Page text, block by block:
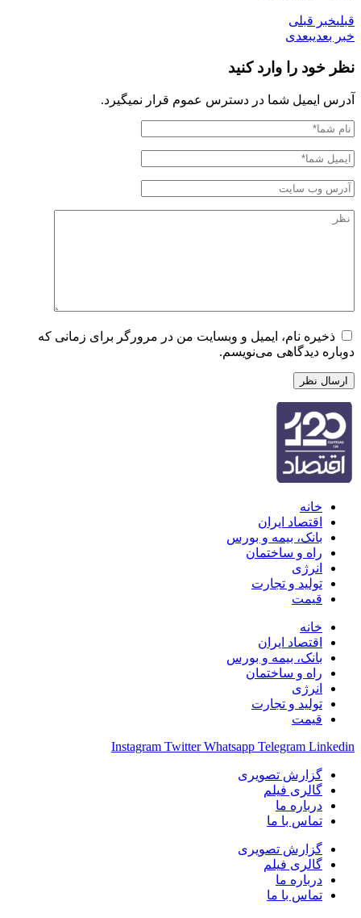
قبلیخبر قبلی
خبر بعدیبعدی
نظر خود را وارد کنید
آدرس ایمیل شما در دسترس عموم قرار نمیگیرد.
ذخیره نام، ایمیل و وبسایت من در مرورگر برای زمانی که
دوباره دیدگاهی می‌نویسم.
خانه
اقتصاد ایران
بانک، بیمه و بورس
راه و ساختمان
انرژی
تولید و تجارت
قیمت
خانه
اقتصاد ایران
بانک، بیمه و بورس
راه و ساختمان
انرژی
تولید و تجارت
قیمت
Instagram Twitter Whatsapp Telegram Linkedin
گزارش تصویری
گالری فیلم
درباره ما
تماس با ما
گزارش تصویری
گالری فیلم
درباره ما
تماس با ما